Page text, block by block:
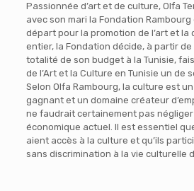
Passionnée d’art et de culture, Olfa
avec son mari la Fondation
départ pour la promotion de l’art et la
entier, la Fondation décide, à partir de
totalité de son budget à la Tunisie,
de l’Art et la Culture en Tunisie un de
Selon Olfa Rambourg, la culture est
gagnant et un domaine créateur
ne faudrait certainement pas
économique actuel. Il est essentiel
aient accès à la culture et qu’ils
sans discrimination à la vie culturelle